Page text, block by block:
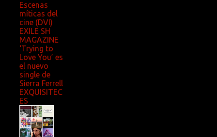
Escenas
míticas del
cine (DVI)
EXILE SH
MAGAZINE
‘Trying to
Love You’ es
el nuevo
single de
Sierra Ferrell
EXQUISITEC
ES